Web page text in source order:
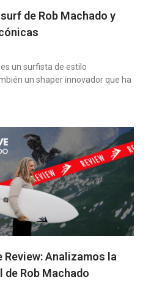
de Rob Machado y
un surfista de estilo
un shaper innovador que ha
Review: Analizamos la
Rob Machado